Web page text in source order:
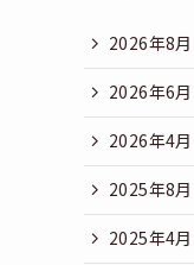
2026年8月
2026年6月
2026年4月
2025年8月
2025年4月